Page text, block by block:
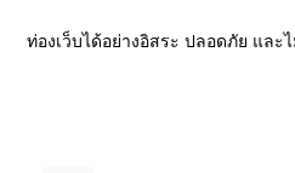
ท่องเว็บได้อย่างอิสระ ปลอดภัย และ